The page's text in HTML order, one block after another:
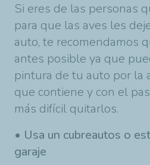
Si eres de las personas
para que las aves les
auto, te recomendamos
antes posible ya que
pintura de tu auto por la
que contiene y con el
más difícil quitarlos.
• Usa un cubreautos o
garaje